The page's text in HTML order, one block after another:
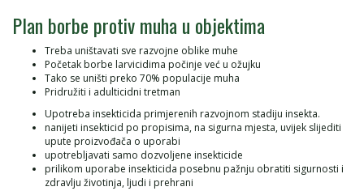
Plan borbe protiv muha u objektima
Treba uništavati sve razvojne oblike muhe
Početak borbe larvicidima počinje već u ožujku
Tako se uništi preko 70% populacije muha
Pridružiti i adulticidni tretman
Upotreba insekticida primjerenih razvojnom stadiju insekta.
nanijeti insekticid po propisima, na sigurna mjesta, uvijek slijediti
upute proizvođača o uporabi
upotrebljavati samo dozvoljene insekticide
prilikom uporabe insekticida posebnu pažnju obratiti sigurnosti i
zdravlju životinja, ljudi i prehrani